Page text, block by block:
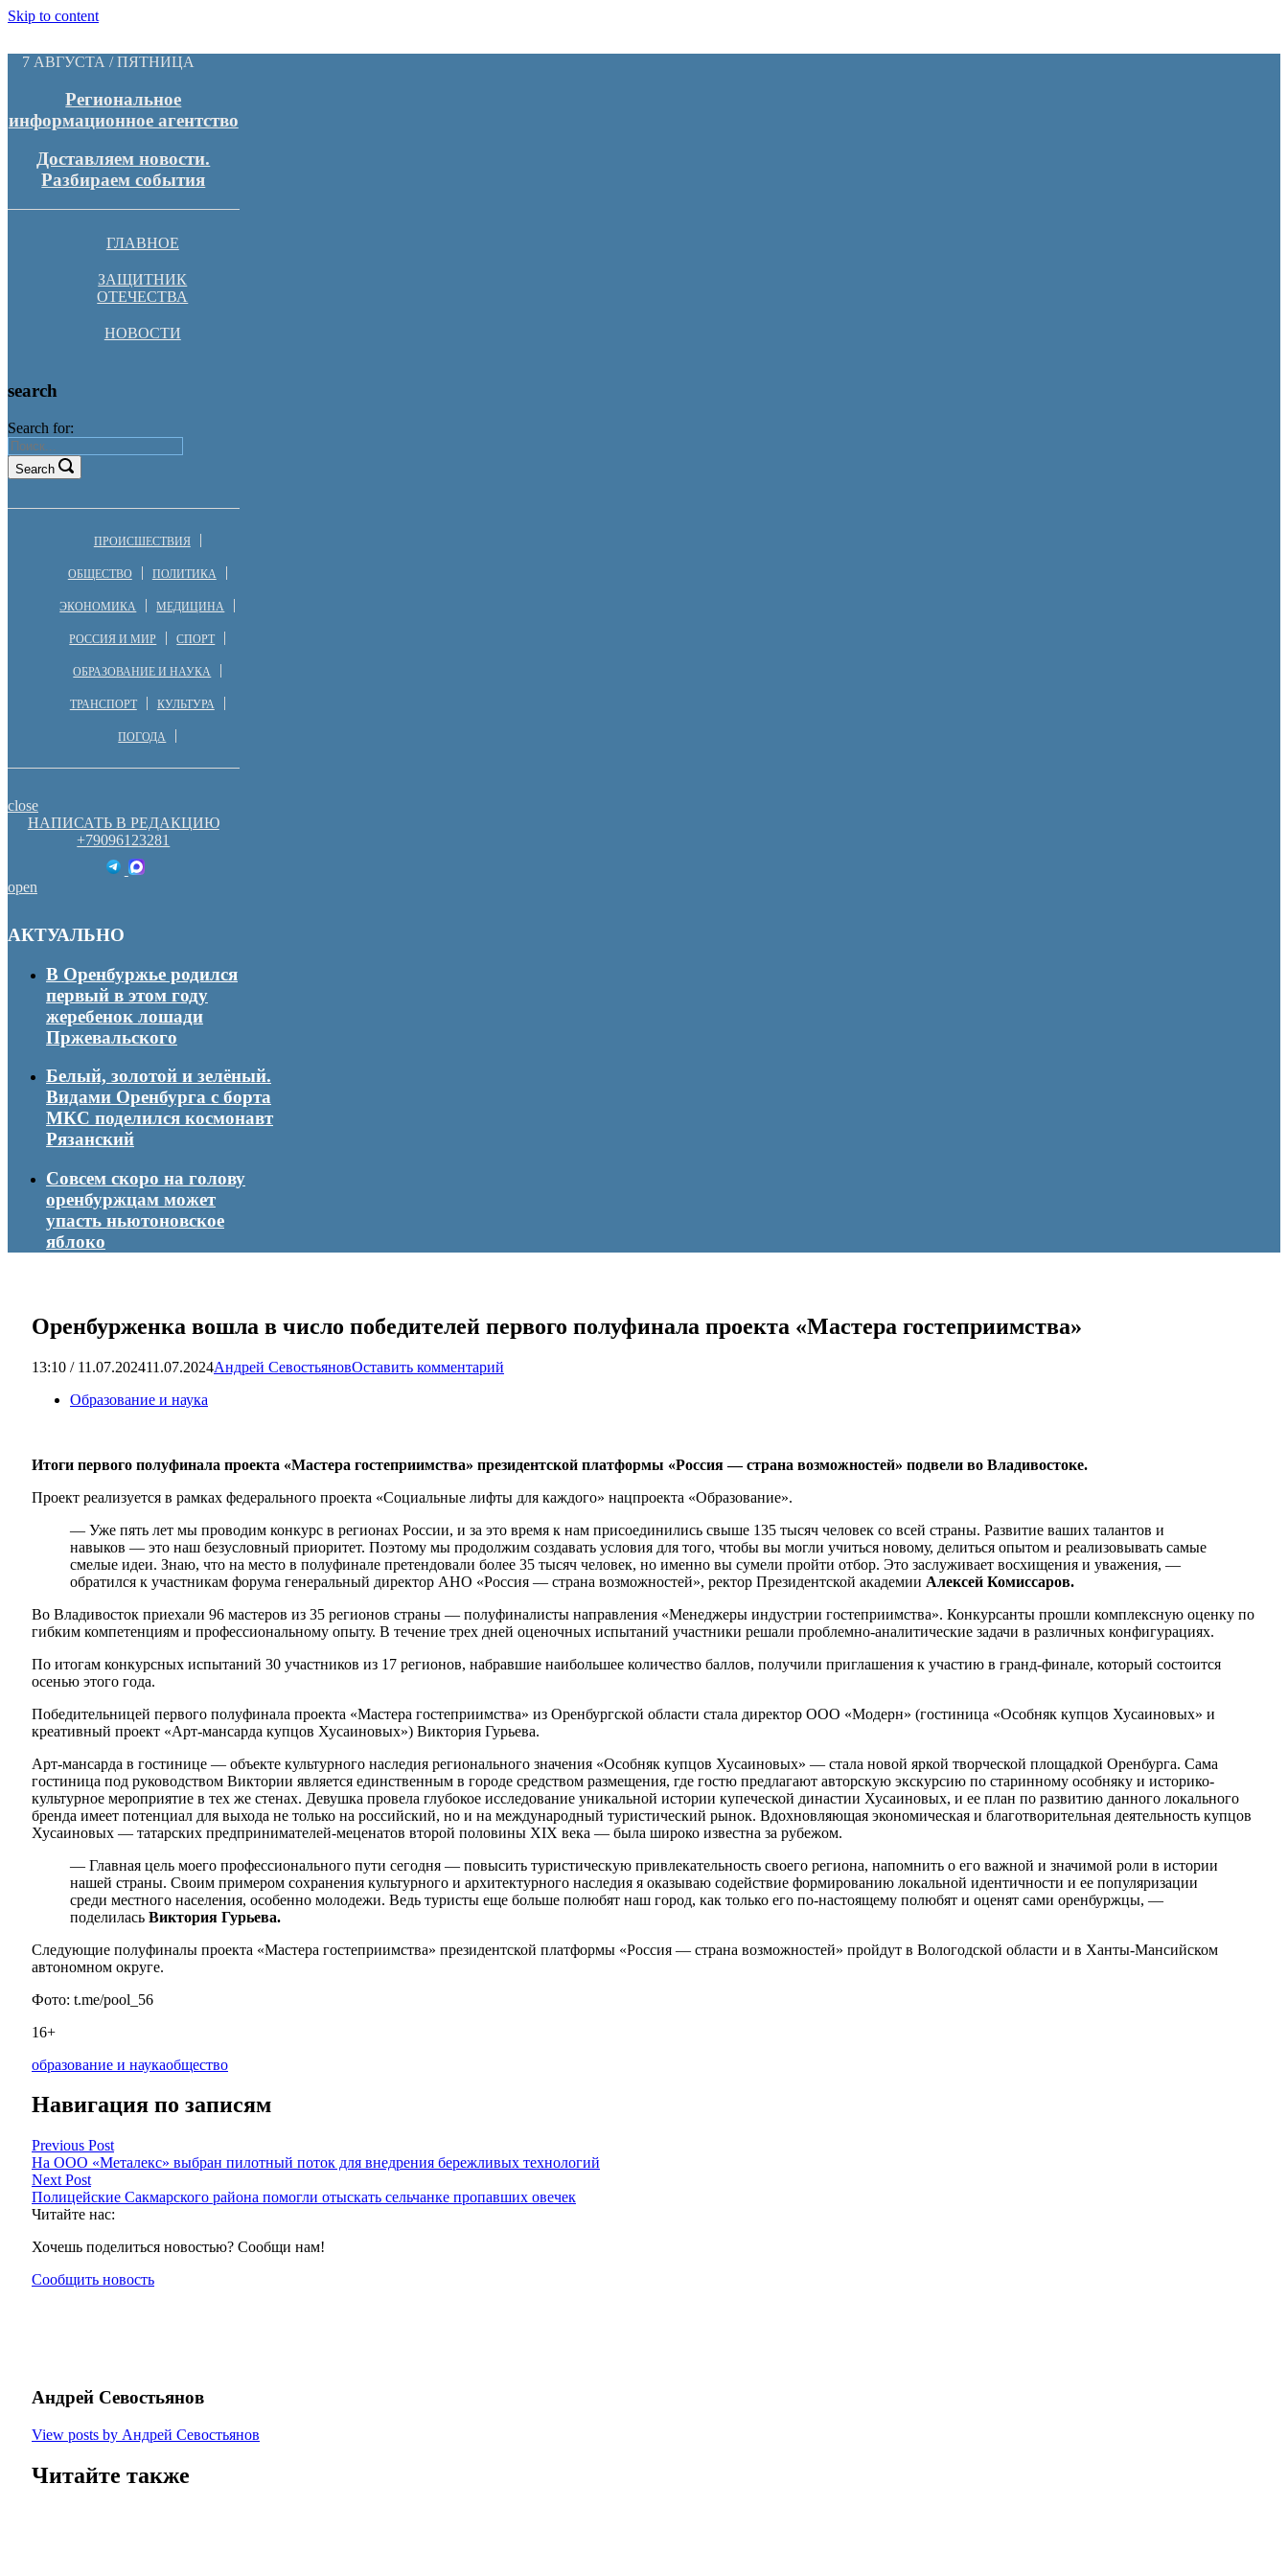
Skip to content
7 АВГУСТА / ПЯТНИЦА
Региональное
информационное агентство
Доставляем новости.
Разбираем события
ГЛАВНОЕ
ЗАЩИТНИК
ОТЕЧЕСТВА
НОВОСТИ
search
Search for:
Search
ПРОИСШЕСТВИЯ
ОБЩЕСТВО ПОЛИТИКА
ЭКОНОМИКА МЕДИЦИНА
РОССИЯ И МИР СПОРТ
ОБРАЗОВАНИЕ И НАУКА
ТРАНСПОРТ КУЛЬТУРА
ПОГОДА
close
НАПИСАТЬ В РЕДАКЦИЮ
+79096123281
open
АКТУАЛЬНО
В Оренбуржье родился
первый в этом году
жеребенок лошади
Пржевальского
Белый, золотой и зелёный.
Видами Оренбурга с борта
МКС поделился космонавт
Рязанский
Совсем скоро на голову
оренбуржцам может
упасть ньютоновское
яблоко
Оренбурженка вошла в число победителей первого полуфинала проекта «Мастера гостеприимства»
13:10 / 11.07.202411.07.2024Андрей СевостьяновОставить комментарий
Образование и наука
Итоги первого полуфинала проекта «Мастера гостеприимства» президентской платформы «Россия — страна возможностей» подвели во Владивостоке.
Проект реализуется в рамках федерального проекта «Социальные лифты для каждого» нацпроекта «Образование».
— Уже пять лет мы проводим конкурс в регионах России, и за это время к нам присоединились свыше 135 тысяч человек со всей страны. Развитие ваших талантов и
навыков — это наш безусловный приоритет. Поэтому мы продолжим создавать условия для того, чтобы вы могли учиться новому, делиться опытом и реализовывать самые
смелые идеи. Знаю, что на место в полуфинале претендовали более 35 тысяч человек, но именно вы сумели пройти отбор. Это заслуживает восхищения и уважения, —
обратился к участникам форума генеральный директор АНО «Россия — страна возможностей», ректор Президентской академии Алексей Комиссаров.
Во Владивосток приехали 96 мастеров из 35 регионов страны — полуфиналисты направления «Менеджеры индустрии гостеприимства». Конкурсанты прошли комплексную оценку по
гибким компетенциям и профессиональному опыту. В течение трех дней оценочных испытаний участники решали проблемно-аналитические задачи в различных конфигурациях.
По итогам конкурсных испытаний 30 участников из 17 регионов, набравшие наибольшее количество баллов, получили приглашения к участию в гранд-финале, который состоится
осенью этого года.
Победительницей первого полуфинала проекта «Мастера гостеприимства» из Оренбургской области стала директор ООО «Модерн» (гостиница «Особняк купцов Хусаиновых» и
креативный проект «Арт-мансарда купцов Хусаиновых») Виктория Гурьева.
Арт-мансарда в гостинице — объекте культурного наследия регионального значения «Особняк купцов Хусаиновых» — стала новой яркой творческой площадкой Оренбурга. Сама
гостиница под руководством Виктории является единственным в городе средством размещения, где гостю предлагают авторскую экскурсию по старинному особняку и историко-
культурное мероприятие в тех же стенах. Девушка провела глубокое исследование уникальной истории купеческой династии Хусаиновых, и ее план по развитию данного локального
бренда имеет потенциал для выхода не только на российский, но и на международный туристический рынок. Вдохновляющая экономическая и благотворительная деятельность купцов
Хусаиновых — татарских предпринимателей-меценатов второй половины XIX века — была широко известна за рубежом.
— Главная цель моего профессионального пути сегодня — повысить туристическую привлекательность своего региона, напомнить о его важной и значимой роли в истории
нашей страны. Своим примером сохранения культурного и архитектурного наследия я оказываю содействие формированию локальной идентичности и ее популяризации
среди местного населения, особенно молодежи. Ведь туристы еще больше полюбят наш город, как только его по-настоящему полюбят и оценят сами оренбуржцы, —
поделилась Виктория Гурьева.
Следующие полуфиналы проекта «Мастера гостеприимства» президентской платформы «Россия — страна возможностей» пройдут в Вологодской области и в Ханты-Мансийском
автономном округе.
Фото: t.me/pool_56
16+
образование и наукаобщество
Навигация по записям
Previous Post
На ООО «Металекс» выбран пилотный поток для внедрения бережливых технологий
Next Post
Полицейские Сакмарского района помогли отыскать сельчанке пропавших овечек
Читайте нас:
Хочешь поделиться новостью? Сообщи нам!
Сообщить новость
Андрей Севостьянов
View posts by Андрей Севостьянов
Читайте также